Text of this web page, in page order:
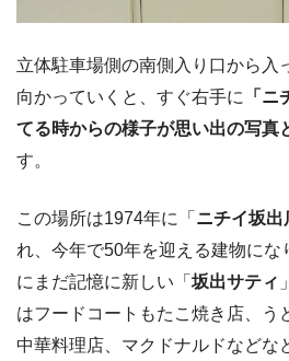
立体駐車場側の南側入り口から入
向かっていくと、すぐ右手に
「
てる時からの様子が思い出の写真
す。
この場所は1974年に「 ニチイ坂出
れ、今年で50年を迎える建物に
にまだ記憶に新しい「 坂出サティ
はフードコートもたこ焼き店、う
中華料理店、マクドナルドなどな